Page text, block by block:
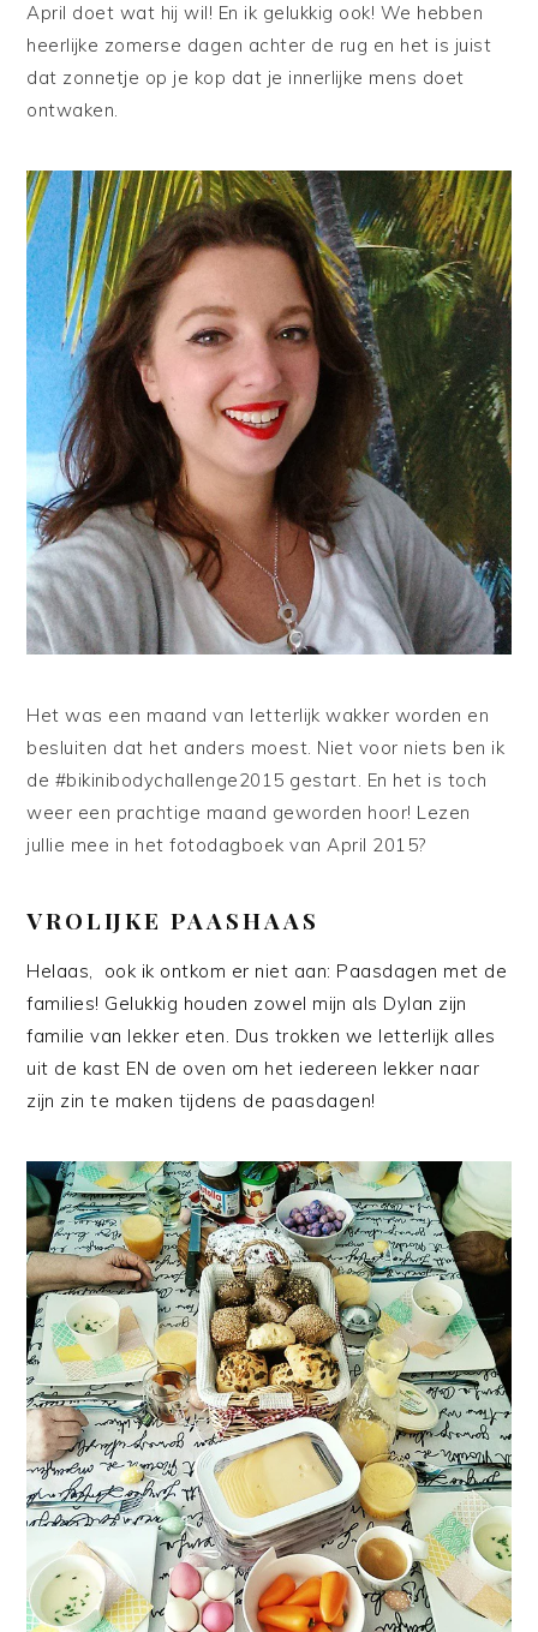
April doet wat hij wil! En ik gelukkig ook! We hebben
heerlijke zomerse dagen achter de rug en het is juist
dat zonnetje op je kop dat je innerlijke mens doet
ontwaken.
Het was een maand van letterlijk wakker worden en
besluiten dat het anders moest. Niet voor niets ben ik
de #bikinibodychallenge2015 gestart. En het is toch
weer een prachtige maand geworden hoor! Lezen
jullie mee in het fotodagboek van April 2015?
VROLIJKE PAASHAAS
Helaas, ook ik ontkom er niet aan: Paasdagen met de
families! Gelukkig houden zowel mijn als Dylan zijn
familie van lekker eten. Dus trokken we letterlijk alles
uit de kast EN de oven om het iedereen lekker naar
zijn zin te maken tijdens de paasdagen!